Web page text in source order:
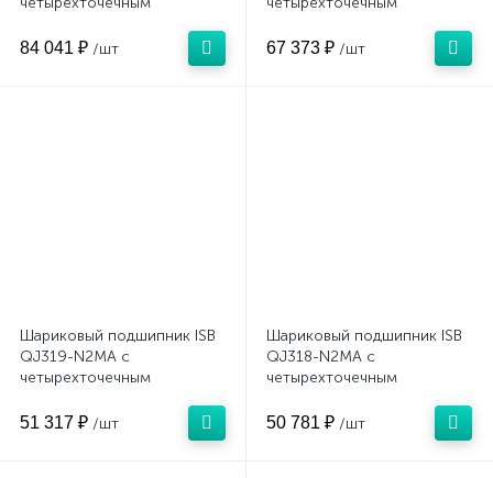
84 041 ₽ /шт
67 373 ₽ /шт
Шариковый подшипник ISB
QJ319-N2MA с
четырехточечным
51 317 ₽ /шт
Шариковый подшипник ISB
QJ318-N2MA с
четырехточечным
50 781 ₽ /шт